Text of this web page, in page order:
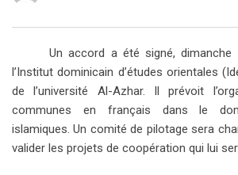
Un accord a été signé, dimanche
l’Institut dominicain d’études orientales
de l’université Al-Azhar. Il prévoit
communes en français dans le
islamiques. Un comité de pilotage sera
valider les projets de coopération qui lui